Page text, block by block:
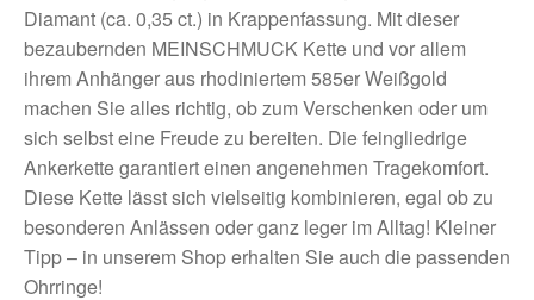
Diamant (ca. 0,35 ct.) in Krappenfassung. Mit dieser
bezaubernden MEINSCHMUCK Kette und vor allem
ihrem Anhänger aus rhodiniertem 585er Weißgold
machen Sie alles richtig, ob zum Verschenken oder um
sich selbst eine Freude zu bereiten. Die feingliedrige
Ankerkette garantiert einen angenehmen Tragekomfort.
Diese Kette lässt sich vielseitig kombinieren, egal ob zu
besonderen Anlässen oder ganz leger im Alltag! Kleiner
Tipp – in unserem Shop erhalten Sie auch die passenden
Ohrringe!